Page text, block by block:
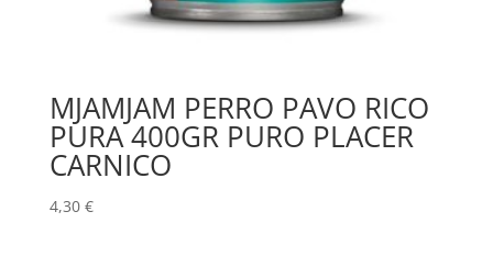
MJAMJAM PERRO PAVO RICO
PURA 400GR PURO PLACER
CARNICO
4,30 €